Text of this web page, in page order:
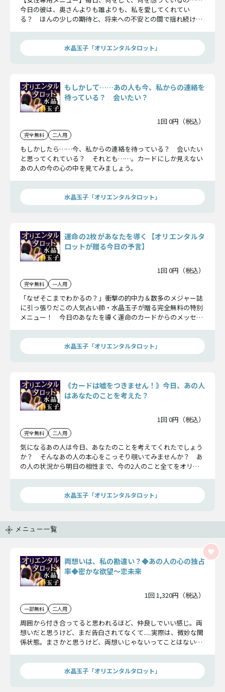
今日の彼は、奥さんよりも誰よりも、私を愛してくれてい
る？ ほんの少しの期待と、将来への不安との間で揺れ続ける
べて明らかにします！
水晶玉子「オリエンタルタロット」
もしかして……あの人も今、私からの連絡を
待っている？ 会いたい？
1回 0円（税込）
完全無料 二人用
もしかしたら……今、私からの連絡を待っている？ 会いたい
と思ってくれている？ それとも……。カードにしか見えない
あの人の今の心の中を見てみましょう。
水晶玉子「オリエンタルタロット」
運命の2枚があなたを導く【オリエンタルタ
ロットが贈る今日の予言】
1回 0円（税込）
完全無料 一人用
「なぜそこまでわかるの？」衝撃の的中力＆数多のメジャー誌
に引っ張りだこの人気占い師・水晶玉子が贈る完全無料の特別
メニュー！ 今日のあなたを導く運命のカードからのメッセー
しい一日になりますように。
水晶玉子「オリエンタルタロット」
《カードは嘘をつきません！》今日、あの人
はあなたのことを考えた？
1回 0円（税込）
完全無料 二人用
気になるあの人は今日、あなたのことを考えてくれたでしょう
か？ そんなあの人の本心をこっそり覗いてみませんか？ あ
の人の状況から明日の相性まで、今の2人のこと全てをオリエ
水晶玉子「オリエンタルタロット」
メニュー一覧
両想いは、私の勘違い？◆あの人の心の独占
率◆密かな欲望〜恋未来
1回 1,320円（税込）
一部無料 二人用
周囲から付き合ってると思われるほど、仲良しでいい感じ。両
想いだと思うけど、まだ告白されてなくて.....実際は、微妙な関
係状態。まさかと思うけど、両想いじゃないってことはないよ
独占できているか教えます。
水晶玉子「オリエンタルタロット」